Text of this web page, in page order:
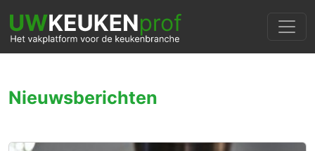
Nieuwsberichten